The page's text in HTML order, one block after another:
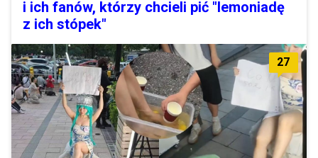
i ich fanów, którzy chcieli pić "lemoniadę
z ich stópek"
27